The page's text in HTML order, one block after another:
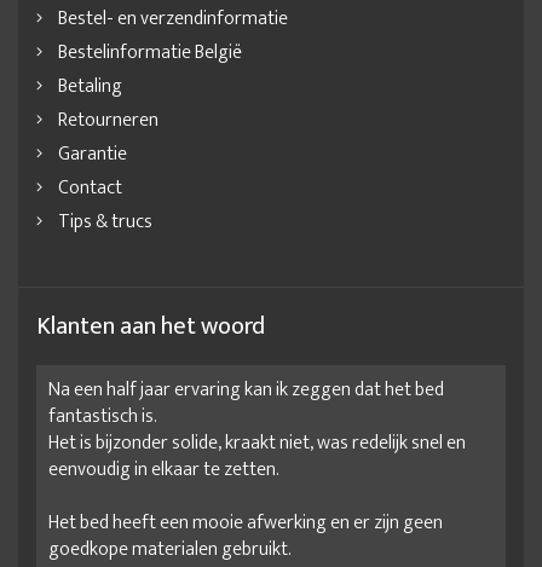
Bestel- en verzendinformatie
Bestelinformatie België
Betaling
Retourneren
Garantie
Contact
Tips & trucs
Klanten aan het woord
Na een half jaar ervaring kan ik zeggen dat het bed
fantastisch is.
Het is bijzonder solide, kraakt niet, was redelijk snel en
eenvoudig in elkaar te zetten.
Het bed heeft een mooie afwerking en er zijn geen
goedkope materialen gebruikt.